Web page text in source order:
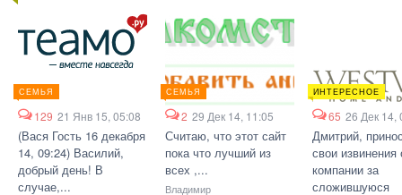
СЕМЬЯ
129 21 Янв 15, 05:08
(Вася Гость 16 декабря
14, 09:24) Василий,
добрый день! В
случае,...
СЕМЬЯ
2 29 Дек 14, 11:05
Считаю, что этот сайт
пока что лучший из
всех ,...
Владимир
ИНТЕРЕСНОЕ
65 26 Дек 14,
Дмитрий,
свои извинения
компании за
сложившуюся